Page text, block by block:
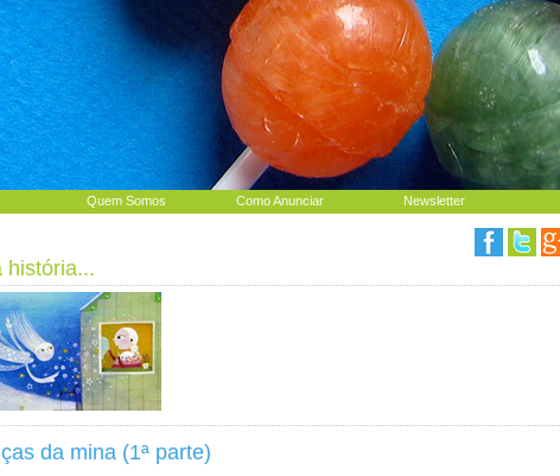
Quem Somos Como Anunciar Newsletter
história...
da mina (1ª parte)